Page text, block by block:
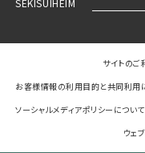
SEKISUIHEIM
サイトのご
お客様情報の利用目的と共同利用
ソーシャルメディアポリシーについて
ウェ